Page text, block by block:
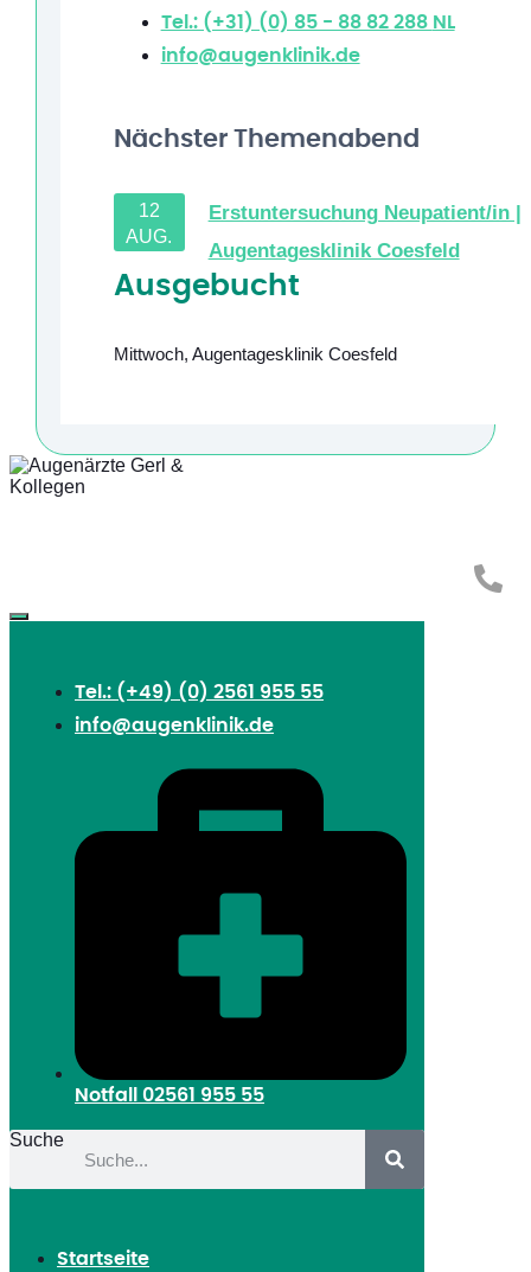
Tel.: (+31) (0) 85 - 88 82 288 NL
info@augenklinik.de
Nächster Themenabend
12
AUG.
Erstuntersuchung Neupatient/in |
Augentagesklinik Coesfeld
Ausgebucht
Mittwoch, Augentagesklinik Coesfeld
Tel.: (+49) (0) 2561 955 55
info@augenklinik.de
Notfall 02561 955 55
Suche
Startseite